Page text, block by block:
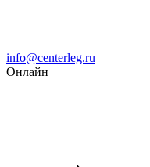
Email
info@centerleg.ru
Онлайн